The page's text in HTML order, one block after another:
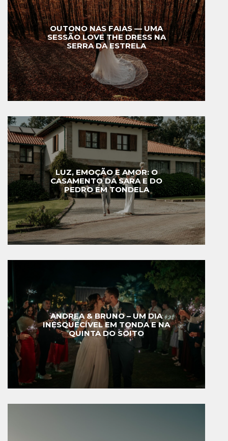
OUTONO NAS FAIAS — UMA
SESSÃO LOVE THE DRESS NA
SERRA DA ESTRELA
LUZ, EMOÇÃO E AMOR: O
CASAMENTO DA SARA E DO
PEDRO EM TONDELA
ANDREA & BRUNO – UM DIA
INESQUECÍVEL EM TONDA E NA
QUINTA DO SOITO